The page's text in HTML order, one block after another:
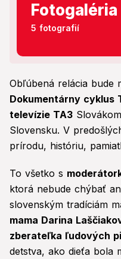
Fotogaléria
5 fotografií
Obľúbená relácia bude
Dokumentárny cyklus
televízie TA3
Slovensku. V
prírodu, históriu,
To všetko s
ktorá nebude chýbať
slovenským tradíciám
mama Darina
zberateľka ľudových
detstva, ako dieťa bola